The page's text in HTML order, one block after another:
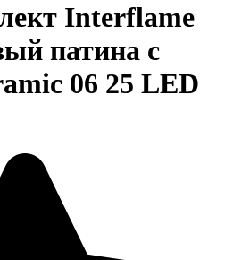
Interflame
патина с
06 25 LED